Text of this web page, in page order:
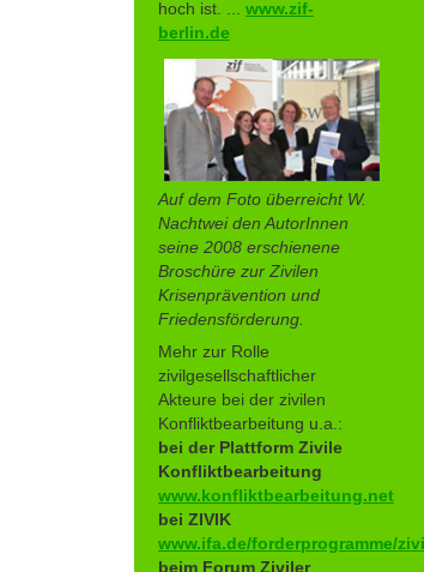
hoch ist. ... www.zif-
berlin.de
Auf dem Foto überreicht W.
Nachtwei den AutorInnen
seine 2008 erschienene
Broschüre zur Zivilen
Krisenprävention und
Friedensförderung.
Mehr zur Rolle
zivilgesellschaftlicher
Akteure bei der zivilen
Konfliktbearbeitung u.a.:
bei der Plattform Zivile
Konfliktbearbeitung
www.konfliktbearbeitung.net
bei ZIVIK
www.ifa.de/forderprogramme/
beim Forum Ziviler